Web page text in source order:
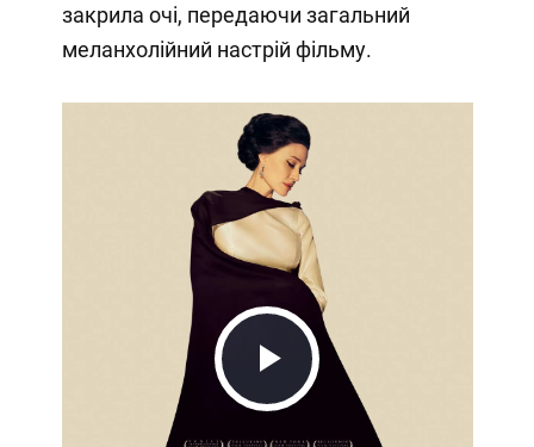
закрила очі, передаючи загальний
меланхолійний настрій фільму.
Play